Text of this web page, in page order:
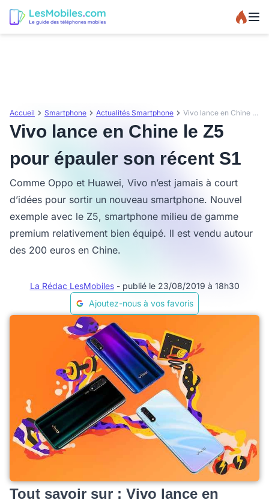
Accueil Smartphone Actualités Smartphone Vivo lance en Chine le Z5 pour épauler son récent S1
Vivo lance en Chine le Z5
pour épauler son récent S1
Comme Oppo et Huawei, Vivo n’est jamais à court
d’idées pour sortir un nouveau smartphone. Nouvel
exemple avec le Z5, smartphone milieu de gamme
premium relativement bien équipé. Il est vendu autour
des 200 euros en Chine.
La Rédac LesMobiles - publié le 23/08/2019 à 18h30
Ajoutez-nous à vos favoris
Tout savoir sur : Vivo lance en